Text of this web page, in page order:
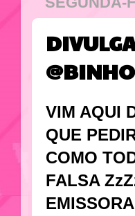
VIM AQUI
QUE
COMO
FALSA